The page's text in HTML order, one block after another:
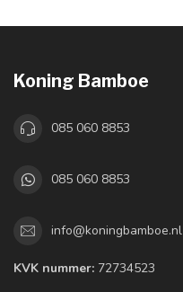
Koning Bamboe
085 060 8853
085 060 8853
info@koningbamboe.nl
KVK nummer: 72734523